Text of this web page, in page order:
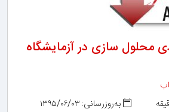
محلول سازی در آزمایشگاه
به‌روزرسانی: ۱۳۹۵/۰۶/۰۳